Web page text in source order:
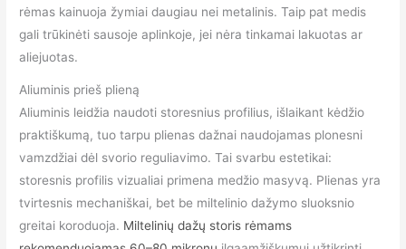
rėmas kainuoja žymiai daugiau nei metalinis. Taip pat medis
gali trūkinėti sausoje aplinkoje, jei nėra tinkamai lakuotas ar
aliejuotas.
Aliuminis prieš plieną
Aliuminis leidžia naudoti storesnius profilius, išlaikant kėdžio
praktiškumą, tuo tarpu plienas dažnai naudojamas plonesni
vamzdžiai dėl svorio reguliavimo. Tai svarbu estetikai:
storesnis profilis vizualiai primena medžio masyvą. Plienas yra
tvirtesnis mechaniškai, bet be miltelinio dažymo sluoksnio
greitai koroduoja. Miltelinių dažų storis rėmams